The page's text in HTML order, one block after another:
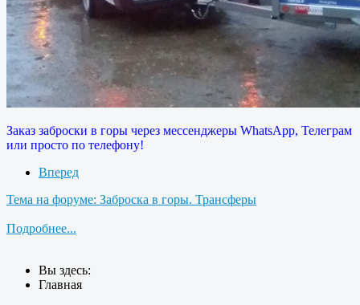
Заказ заброски в горы через мессенджеры WhatsApp, Телеграм
или просто по телефону!
Вперед
Тема на форуме: Заброска в горы. Трансферы
Подробнее...
Вы здесь:
Главная